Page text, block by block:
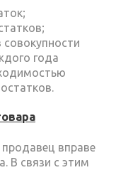
года
вправе
В связи с этим